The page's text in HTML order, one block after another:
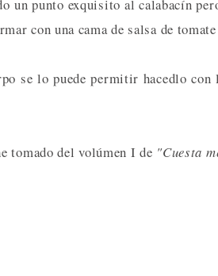
un punto exquisito al calabacín
con una cama de salsa de
se lo puede permitir hacedlo con
tomado del volúmen I de "Cuesta